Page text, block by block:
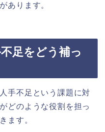
あります。
足をどう補っ
手不足という課題に対
どのような役割を担っ
ます。